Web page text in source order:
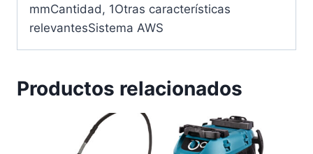
mmCantidad, 1Otras características
relevantesSistema AWS
Productos relacionados